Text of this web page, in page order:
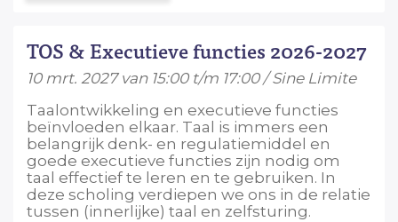
TOS & Executieve functies 2026-2027
10 mrt. 2027 van 15:00 t/m 17:00 / Sine Limite
Taalontwikkeling en executieve functies
beïnvloeden elkaar. Taal is immers een
belangrijk denk- en regulatiemiddel en
goede executieve functies zijn nodig om
taal effectief te leren en te gebruiken. In
deze scholing verdiepen we ons in de relatie
tussen (innerlijke) taal en zelfsturing.